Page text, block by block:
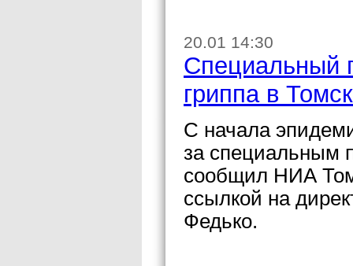
20.01 14:30
Специальный
гриппа в
С начала
за специальным
сообщил НИА
ссылкой на
Федько.